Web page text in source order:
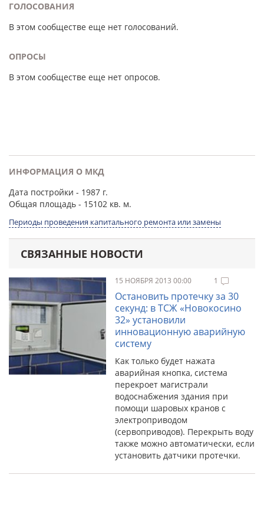
ГОЛОСОВАНИЯ
В этом сообществе еще нет голосований.
ОПРОСЫ
В этом сообществе еще нет опросов.
ИНФОРМАЦИЯ О МКД
Дата постройки - 1987 г.
Общая площадь - 15102 кв. м.
Периоды проведения капитального ремонта или замены
СВЯЗАННЫЕ НОВОСТИ
15 НОЯБРЯ 2013 00:00 1
Остановить протечку за 30
секунд: в ТСЖ «Новокосино
32» установили
инновационную аварийную
систему
Как только будет нажата
аварийная кнопка, система
перекроет магистрали
водоснабжения здания при
помощи шаровых кранов с
электроприводом
(сервоприводов). Перекрыть воду
также можно автоматически, если
установить датчики протечки.